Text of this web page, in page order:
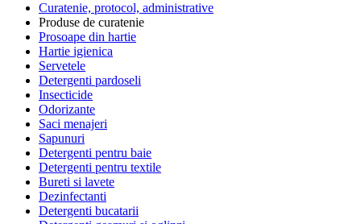
Curatenie, protocol, administrative
Produse de curatenie
Prosoape din hartie
Hartie igienica
Servetele
Detergenti pardoseli
Insecticide
Odorizante
Saci menajeri
Sapunuri
Detergenti pentru baie
Detergenti pentru textile
Bureti si lavete
Dezinfectanti
Detergenti bucatarii